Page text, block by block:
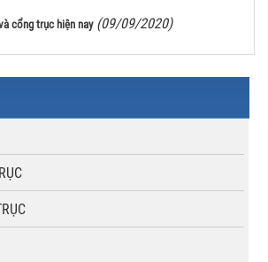
cổng trục hiện nay (09/09/2020)